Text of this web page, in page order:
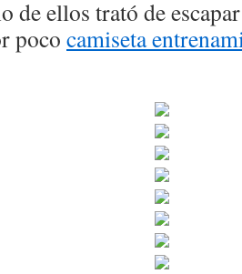
de ellos trató de
poco camiseta